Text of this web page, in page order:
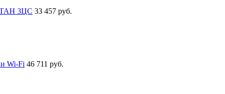
3ЦС 33 457 руб.
Wi-Fi 46 711 руб.